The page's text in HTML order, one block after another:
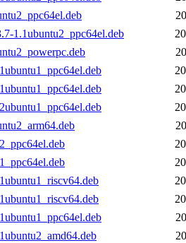
1.1ubuntu2_ppc64el.deb